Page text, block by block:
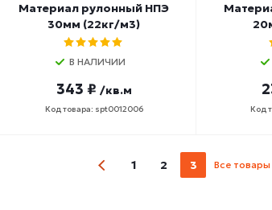
Материал рулонный НПЭ
30мм (22кг/м3)
В НАЛИЧИИ
343 ₽ /кв.м
Код товара: spt0012006 Код
1 2 3 Все товары